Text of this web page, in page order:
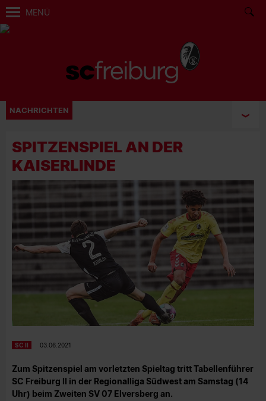
MENÜ
NACHRICHTEN
SPITZENSPIEL AN DER
KAISERLINDE
SC II 03.06.2021
Zum Spitzenspiel am vorletzten Spieltag tritt Tabellenführer
SC Freiburg II in der Regionalliga Südwest am Samstag (14
Uhr) beim Zweiten SV 07 Elversberg an.